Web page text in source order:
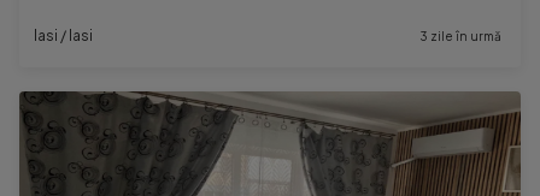
Iasi / Iasi 3 zile în urmă